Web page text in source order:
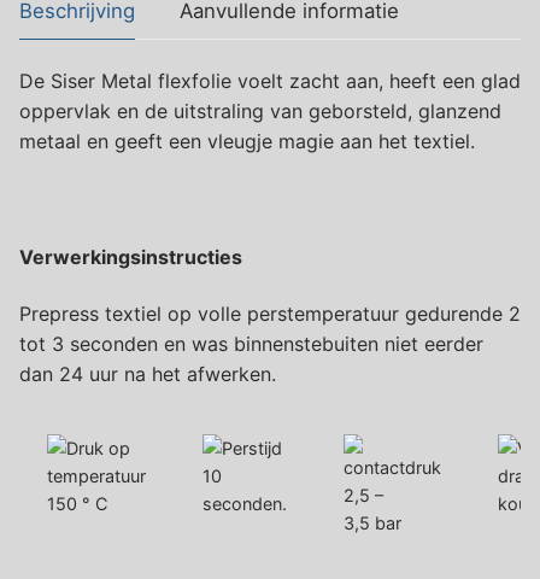
Beschrijving Aanvullende informatie
De Siser Metal flexfolie voelt zacht aan, heeft een glad
oppervlak en de uitstraling van geborsteld, glanzend
metaal en geeft een vleugje magie aan het textiel.
Verwerkingsinstructies
Prepress textiel op volle perstemperatuur gedurende 2
tot 3 seconden en was binnenstebuiten niet eerder
dan 24 uur na het afwerken.
150 ° C
10
seconden.
2,5 –
3,5 bar
koud